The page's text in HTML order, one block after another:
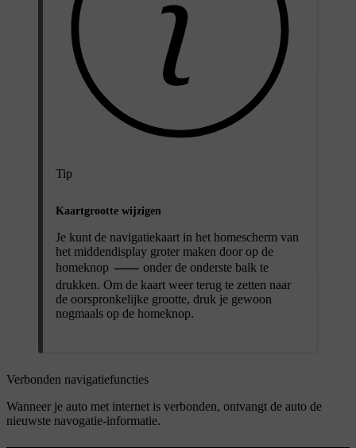
Tip
Kaartgrootte wijzigen
Je kunt de navigatiekaart in het homescherm van
het middendisplay groter maken door op de
homeknop
onder de onderste balk te
drukken. Om de kaart weer terug te zetten naar
de oorspronkelijke grootte, druk je gewoon
nogmaals op de homeknop.
Verbonden navigatiefuncties
Wanneer je auto met internet is verbonden, ontvangt de auto de
nieuwste navogatie-informatie.